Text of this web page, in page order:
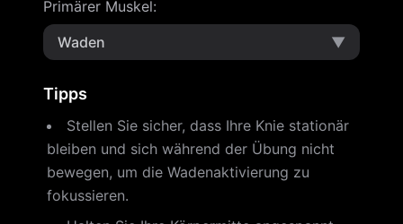
Primärer Muskel:
Waden
▼
Tipps
Stellen Sie sicher, dass Ihre Knie stationär
bleiben und sich während der Übung nicht
bewegen, um die Wadenaktivierung zu
fokussieren.